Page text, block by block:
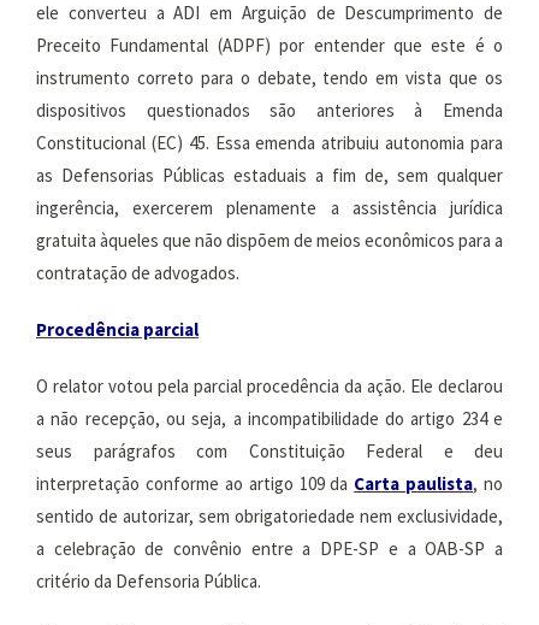
ele converteu a ADI em Arguição de Descumprimento de
Preceito Fundamental (ADPF) por entender que este é o
instrumento correto para o debate, tendo em vista que os
dispositivos questionados são anteriores à Emenda
Constitucional (EC) 45. Essa emenda atribuiu autonomia para
as Defensorias Públicas estaduais a fim de, sem qualquer
ingerência, exercerem plenamente a assistência jurídica
gratuita àqueles que não dispõem de meios econômicos para a
contratação de advogados.
Procedência parcial
O relator votou pela parcial procedência da ação. Ele declarou
a não recepção, ou seja, a incompatibilidade do artigo 234 e
seus parágrafos com Constituição Federal e deu
interpretação conforme ao artigo 109 da Carta paulista, no
sentido de autorizar, sem obrigatoriedade nem exclusividade,
a celebração de convênio entre a DPE-SP e a OAB-SP a
critério da Defensoria Pública.